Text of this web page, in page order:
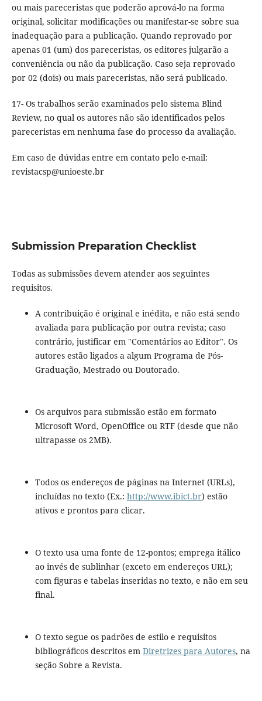
ou mais pareceristas que poderão aprová-lo na forma
original, solicitar modificações ou manifestar-se sobre sua
inadequação para a publicação. Quando reprovado por
apenas 01 (um) dos pareceristas, os editores julgarão a
conveniência ou não da publicação. Caso seja reprovado
por 02 (dois) ou mais pareceristas, não será publicado.
17- Os trabalhos serão examinados pelo sistema Blind
Review, no qual os autores não são identificados pelos
pareceristas em nenhuma fase do processo da avaliação.
Em caso de dúvidas entre em contato pelo e-mail:
revistacsp@unioeste.br
Submission Preparation Checklist
Todas as submissões devem atender aos seguintes
requisitos.
A contribuição é original e inédita, e não está sendo
avaliada para publicação por outra revista; caso
contrário, justificar em "Comentários ao Editor". Os
autores estão ligados a algum Programa de Pós-
Graduação, Mestrado ou Doutorado.
Os arquivos para submissão estão em formato
Microsoft Word, OpenOffice ou RTF (desde que não
ultrapasse os 2MB).
Todos os endereços de páginas na Internet (URLs),
incluídas no texto (Ex.: http://www.ibict.br) estão
ativos e prontos para clicar.
O texto usa uma fonte de 12-pontos; emprega itálico
ao invés de sublinhar (exceto em endereços URL);
com figuras e tabelas inseridas no texto, e não em seu
final.
O texto segue os padrões de estilo e requisitos
bibliográficos descritos em Diretrizes para Autores, na
seção Sobre a Revista.